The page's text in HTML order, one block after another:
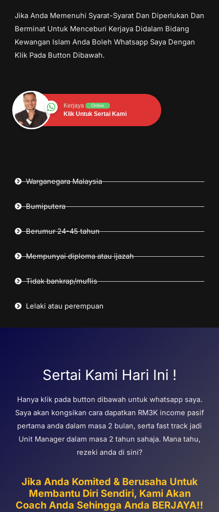
Jika Anda Memenuhi Syarat-Syarat Dan Diperlukan Dan
Berminat Untuk Menceburi Kerjaya Didalam Bidang
Kewangan Islam Anda Boleh Whatsapp Saya Dengan
Klik Pada Button Dibawah.
Kerjaya Online
Klik Untuk Sertai Kami
Warganegara Malaysia
Bumiputera
Berumur 24-45 tahun
Mempunyai diploma atau ijazah
Tidak bankrap/muflis
Lelaki atau perempuan
Sertai Kami Hari Ini !
Hanya klik pada button dibawah untuk whatsapp saya.
Saya akan kongsikan cara dapatkan RM3K income pasif
pertama anda dalam masa 2 bulan, serta fast track jadi
Unit Manager dalam masa 2 tahun sahaja. Mana tahu,
rezeki anda di sini?
Jika Anda Komited & Berusaha Untuk
Membantu Diri Sendiri, Kami Akan
Coach Anda Sehingga Anda BERJAYA!!